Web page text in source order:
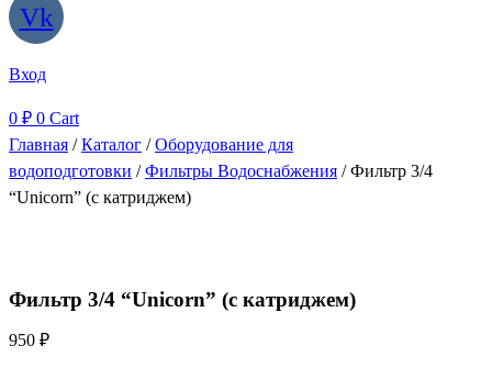
Vk
Вход
0 ₽ 0 Cart
Главная /Каталог /Оборудование для
водоподготовки /Фильтры Водоснабжения / Фильтр 3/4
“Unicorn” (с катриджем)
Фильтр 3/4 “Unicorn” (с катриджем)
950 ₽